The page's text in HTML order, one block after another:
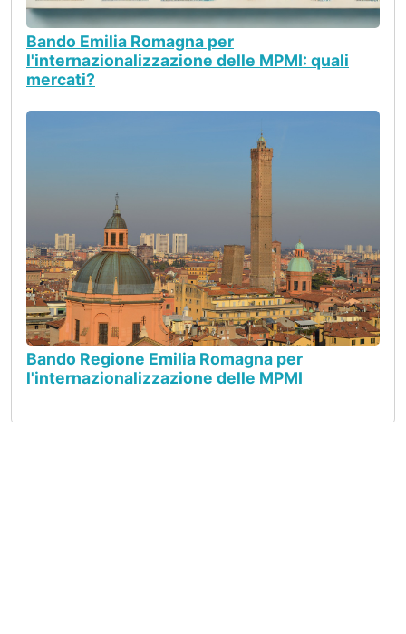
Bando Emilia Romagna per
l'internazionalizzazione delle MPMI: quali
mercati?
Bando Regione Emilia Romagna per
l'internazionalizzazione delle MPMI